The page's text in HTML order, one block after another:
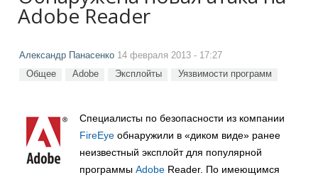
Adobe Reader
Александр Панасенко 14 февраля 2013 - 17:27
Общее Adobe Эксплойты Уязвимости программ
Специалисты по безопасности из компании
FireEye обнаружили в «диком виде» ранее
неизвестный эксплойт для популярной
программы Adobe Reader. По имеющимся